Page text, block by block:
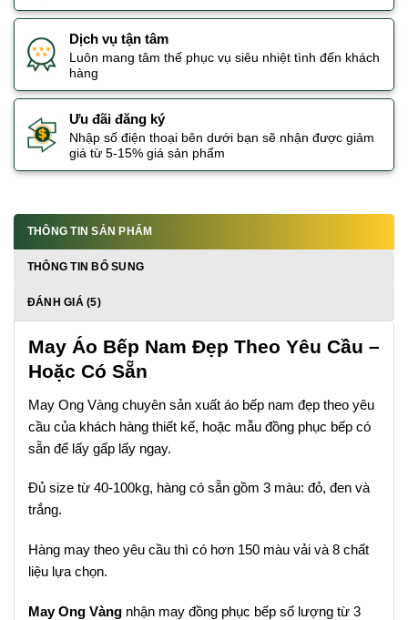
Dịch vụ tận tâm
Luôn mang tâm thế phục vụ siêu nhiệt tình đến khách
hàng
Ưu đãi đăng ký
Nhập số điện thoại bên dưới bạn sẽ nhận được giảm
giá từ 5-15% giá sản phẩm
THÔNG TIN SẢN PHẨM
THÔNG TIN BỔ SUNG
ĐÁNH GIÁ (5)
May Áo Bếp Nam Đẹp Theo Yêu Cầu –
Hoặc Có Sẵn
May Ong Vàng chuyên sản xuất áo bếp nam đẹp theo yêu
cầu của khách hàng thiết kế, hoặc mẫu đồng phục bếp có
sẵn để lấy gấp lấy ngay.
Đủ size từ 40-100kg, hàng có sẵn gồm 3 màu: đỏ, đen và
trắng.
Hàng may theo yêu cầu thì có hơn 150 màu vải và 8 chất
liệu lựa chọn.
May Ong Vàng nhận may đồng phục bếp số lượng từ 3